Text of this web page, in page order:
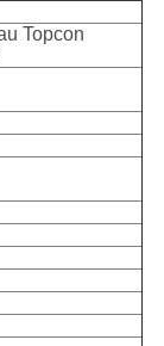
Topcon